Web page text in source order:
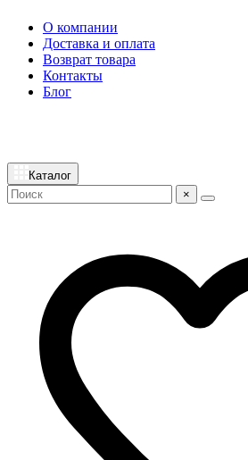
О компании
Доставка и оплата
Возврат товара
Контакты
Блог
Каталог
×